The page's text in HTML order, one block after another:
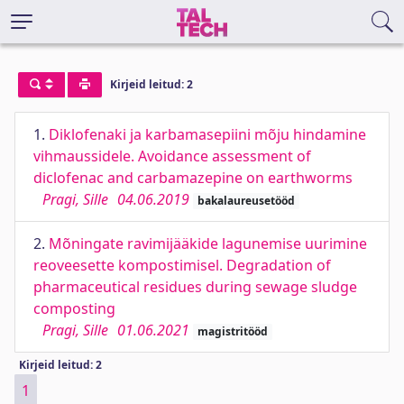
Kirjeid leitud: 2
1. Diklofenaki ja karbamasepiini mõju hindamine
vihmaussidele. Avoidance assessment of
diclofenac and carbamazepine on earthworms
Pragi, Sille 04.06.2019 bakalaureusetööd
2. Mõningate ravimijääkide lagunemise uurimine
reoveesette kompostimisel. Degradation of
pharmaceutical residues during sewage sludge
composting
Pragi, Sille 01.06.2021 magistritööd
Kirjeid leitud: 2
1